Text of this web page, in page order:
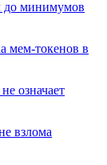
до минимумов
мем-токенов в
означает
взлома